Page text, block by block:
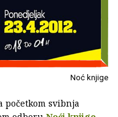
Noć knjige
početkom svibnja